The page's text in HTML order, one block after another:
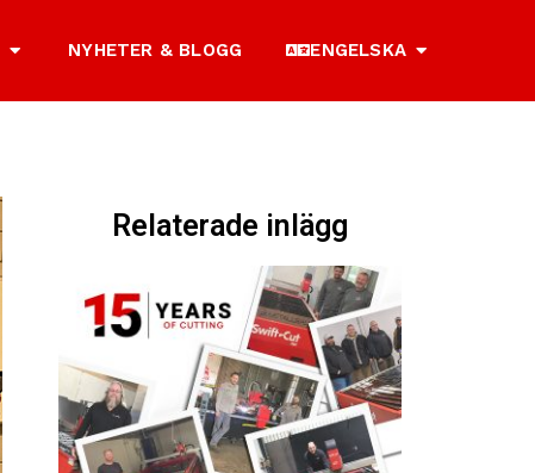
NYHETER & BLOGG ENGELSKA
Relaterade inlägg